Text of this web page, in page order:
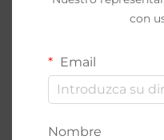
con
Email
Nombre